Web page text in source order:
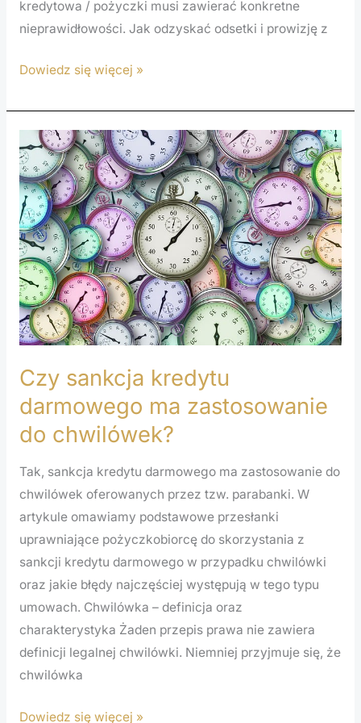
kredytowa / pożyczki musi zawierać konkretne
nieprawidłowości. Jak odzyskać odsetki i prowizję z
Dowiedz się więcej »
Czy sankcja kredytu
darmowego ma zastosowanie
do chwilówek?
Tak, sankcja kredytu darmowego ma zastosowanie do
chwilówek oferowanych przez tzw. parabanki. W
artykule omawiamy podstawowe przesłanki
uprawniające pożyczkobiorcę do skorzystania z
sankcji kredytu darmowego w przypadku chwilówki
oraz jakie błędy najczęściej występują w tego typu
umowach. Chwilówka – definicja oraz
charakterystyka Żaden przepis prawa nie zawiera
definicji legalnej chwilówki. Niemniej przyjmuje się, że
chwilówka
Czy
sankcja
kredytu
darmowego
ma
zastosowanie
do
chwilówek?
Dowiedz się więcej »